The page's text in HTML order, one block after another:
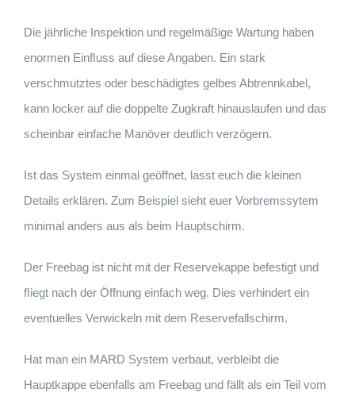
Die jährliche Inspektion und regelmäßige Wartung haben
enormen Einﬂuss auf diese Angaben. Ein stark
verschmutztes oder beschädigtes gelbes Abtrennkabel,
kann locker auf die doppelte Zugkraft hinauslaufen und das
scheinbar einfache Manöver deutlich verzögern.
Ist das System einmal geöffnet, lasst euch die kleinen
Details erklären. Zum Beispiel sieht euer Vorbremssytem
minimal anders aus als beim Hauptschirm.
Der Freebag ist nicht mit der Reservekappe befestigt und
ﬂiegt nach der Öffnung einfach weg. Dies verhindert ein
eventuelles Verwickeln mit dem Reservefallschirm.
Hat man ein MARD System verbaut, verbleibt die
Hauptkappe ebenfalls am Freebag und fällt als ein Teil vom